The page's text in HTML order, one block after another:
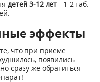
детей 3-12 лет - 1-2 таб.
эффекты
что при приеме
появились
сразу же обратиться